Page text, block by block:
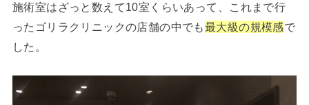
施術室はざっと数えて10室くらいあって、これまで行
ったゴリラクリニックの店舗の中でも最大級の規模感で
した。